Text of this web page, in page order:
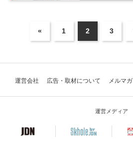
« 1 2 3
運営会社 広告・取材について メルマガ
運営メディア